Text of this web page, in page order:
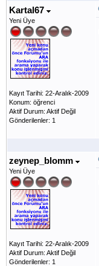
Kartal67
Yeni Üye
Kayıt Tarihi: 22-Aralık-2009
Konum: öğrenci
Aktif Durum: Aktif Değil
Gönderilenler: 1
zeynep_blomm
Yeni Üye
Kayıt Tarihi: 22-Aralık-2009
Aktif Durum: Aktif Değil
Gönderilenler: 1